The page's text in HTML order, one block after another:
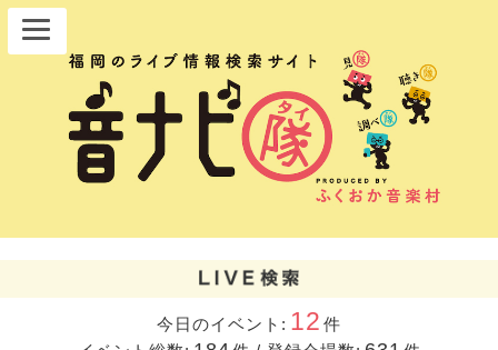
今日のイベント: 12 件